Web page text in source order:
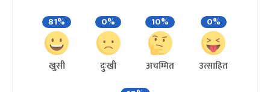
81%
खुसी
0%
दुःखी
10%
अचम्मित
0%
उत्साहित